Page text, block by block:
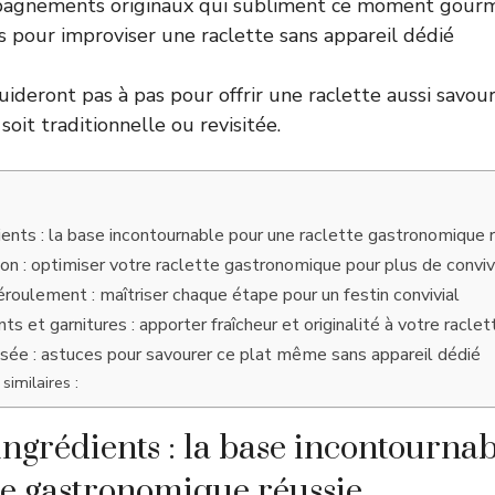
pour improviser une raclette sans appareil dédié
pas à pas pour offrir une raclette aussi
soit traditionnelle ou revisitée.
: la base incontournable pour une raclette gastronomique
: optimiser votre raclette gastronomique pour plus de
: maîtriser chaque étape pour un festin convivial
et garnitures : apporter fraîcheur et originalité à votre
: astuces pour savourer ce plat même sans appareil dédié
:
: la base